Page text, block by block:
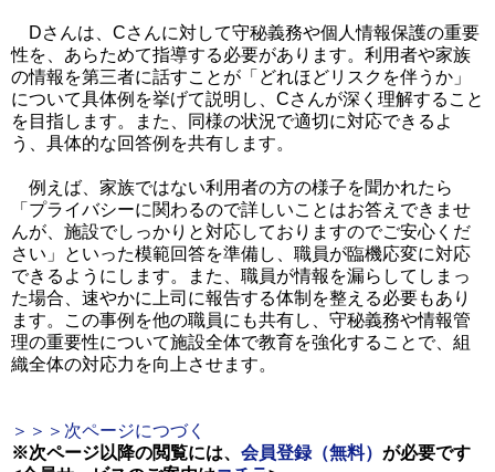
Dさんは、Cさんに対して守秘義務や個人情報保護の重要
性を、あらためて指導する必要があります。利用者や家族
の情報を第三者に話すことが「どれほどリスクを伴うか」
について具体例を挙げて説明し、Cさんが深く理解すること
を目指します。また、同様の状況で適切に対応できるよ
う、具体的な回答例を共有します。
例えば、家族ではない利用者の方の様子を聞かれたら
「プライバシーに関わるので詳しいことはお答えできませ
んが、施設でしっかりと対応しておりますのでご安心くだ
さい」といった模範回答を準備し、職員が臨機応変に対応
できるようにします。また、職員が情報を漏らしてしまっ
た場合、速やかに上司に報告する体制を整える必要もあり
ます。この事例を他の職員にも共有し、守秘義務や情報管
理の重要性について施設全体で教育を強化することで、組
織全体の対応力を向上させます。
＞＞＞次ページにつづく
※次ページ以降の閲覧には、 会員登録（無料） が必要です